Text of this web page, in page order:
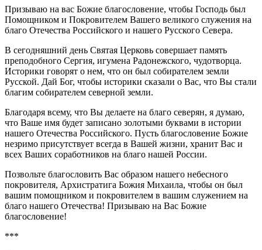
Призываю на вас Божие благословение, чтобы Господь был
Помощником и Покровителем Вашего великого служения на
благо Отечества Российского и нашего Русского Севера.
В сегодняшний день Святая Церковь совершает память
преподобного Сергия, игумена Радонежского, чудотворца.
Историки говорят о нем, что он был собирателем земли
Русской. Дай Бог, чтобы историки сказали о Вас, что Вы стали
благим собирателем северной земли.
Благодаря всему, что Вы делаете на благо северян, я думаю,
что Ваше имя будет записано золотыми буквами в истории
нашего Отечества Российского. Пусть благословение Божие
незримо присутствует всегда в Вашей жизни, хранит Вас и
всех Ваших соработников на благо нашей России.
Позвольте благословить Вас образом нашего небесного
покровителя, Архистратига Божия Михаила, чтобы он был
вашим помощником и покровителем в вашим служением на
благо нашего Отечества! Призываю на Вас Божие
благословение!
***